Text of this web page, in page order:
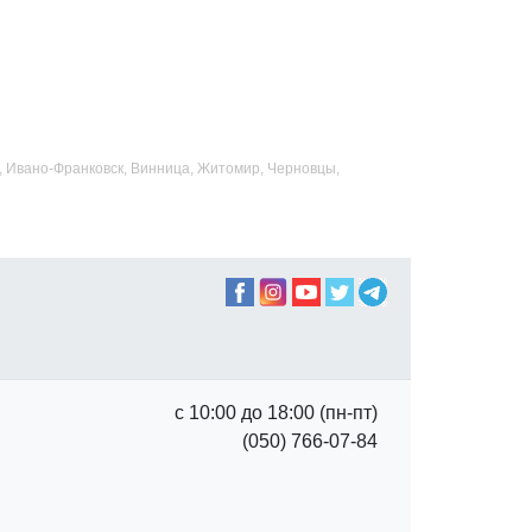
Ивано-Франковск, Винница, Житомир, Черновцы,
с 10:00 до 18:00 (пн-пт)
(050) 766-07-84